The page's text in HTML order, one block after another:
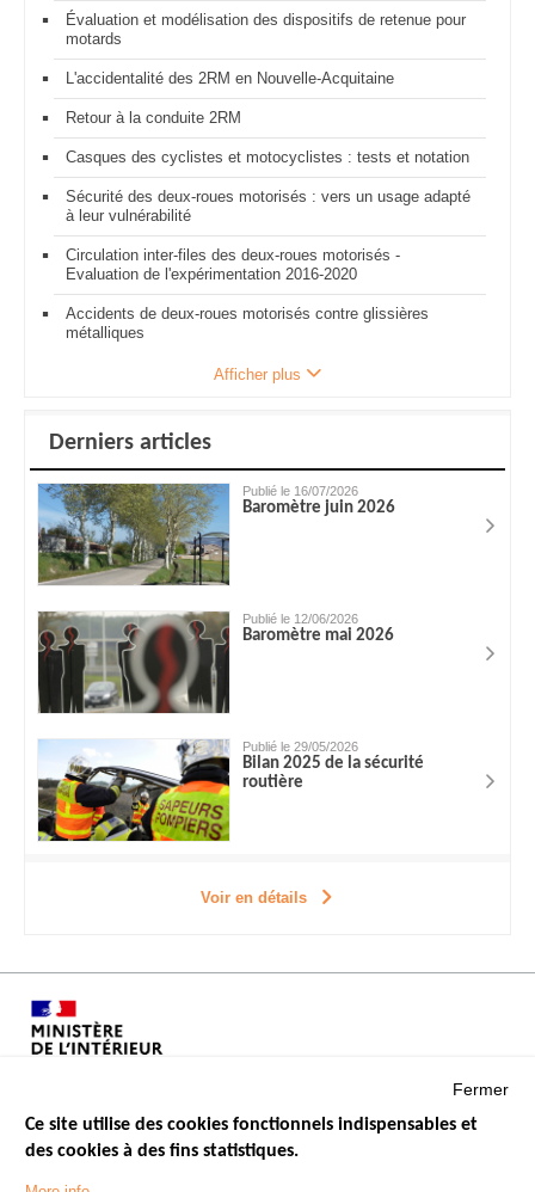
Évaluation et modélisation des dispositifs de retenue pour
motards
L'accidentalité des 2RM en Nouvelle-Acquitaine
Retour à la conduite 2RM
Casques des cyclistes et motocyclistes : tests et notation
Sécurité des deux-roues motorisés : vers un usage adapté
à leur vulnérabilité
Circulation inter-files des deux-roues motorisés -
Evaluation de l'expérimentation 2016-2020
Accidents de deux-roues motorisés contre glissières
métalliques
Afficher plus
Derniers articles
Publié le 16/07/2026
Baromètre juin 2026
Publié le 12/06/2026
Baromètre mai 2026
Publié le 29/05/2026
Bilan 2025 de la sécurité
routière
Voir en détails
Menu
Fermer
Ce site utilise des cookies fonctionnels indispensables et
des cookies à des fins statistiques.